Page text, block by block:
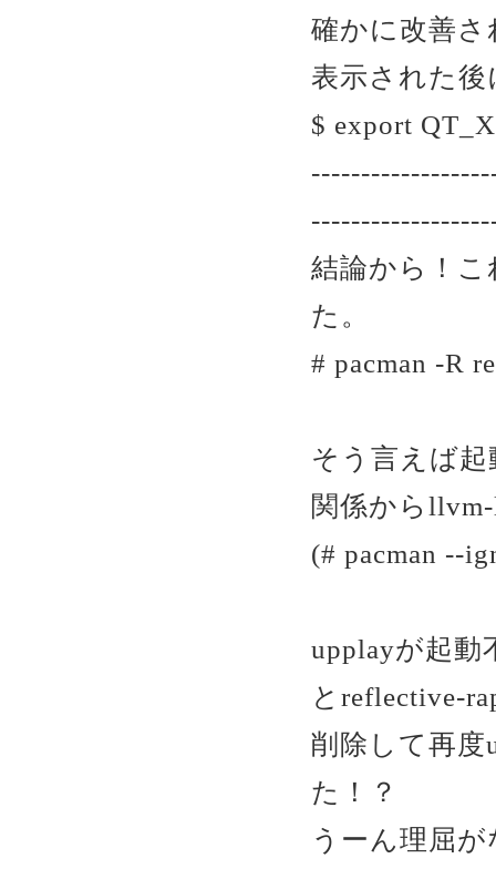
確かに改善
表示された後
$ export
結論から！こ
た。
# pacman -R
そう言えば
関係から
(# pacman --
upplayが起動
とreflective-
削除して再度
た！？
うーん理屈